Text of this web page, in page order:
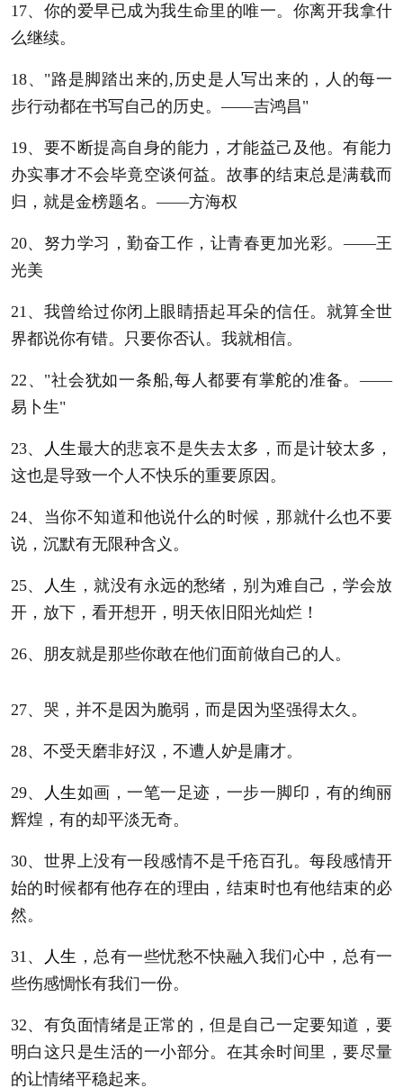
17、你的爱早已成为我生命里的唯一。你离开我拿什
么继续。
18、"路是脚踏出来的,历史是人写出来的，人的每一
步行动都在书写自己的历史。——吉鸿昌"
19、要不断提高自身的能力，才能益己及他。有能力
办实事才不会毕竟空谈何益。故事的结束总是满载而
归，就是金榜题名。——方海权
20、努力学习，勤奋工作，让青春更加光彩。——王
光美
21、我曾给过你闭上眼睛捂起耳朵的信任。就算全世
界都说你有错。只要你否认。我就相信。
22、"社会犹如一条船,每人都要有掌舵的准备。——
易卜生"
23、 人生最大的悲哀不是失去太多，而是计较太多，
这也是导致一个人不快乐的重要原因。
24、当你不知道和他说什么的时候，那就什么也不要
说，沉默有无限种含义。
25、 人生 ，就没有永远的愁绪，别为难自己，学会放
开，放下，看开想开，明天依旧阳光灿烂！
26、朋友就是那些你敢在他们面前做自己的人。
27、哭，并不是因为脆弱，而是因为坚强得太久。
28、不受天磨非好汉，不遭人妒是庸才。
29、 人生如画，一笔一足迹，一步一脚印，有的绚丽
辉煌，有的却平淡无奇。
30、世界上没有一段感情不是千疮百孔。每段感情开
始的时候都有他存在的理由，结束时也有他结束的必
然。
31、 人生 ，总有一些忧愁不快融入我们心中，总有一
些伤感惆怅有我们一份。
32、有负面情绪是正常的，但是自己一定要知道，要
明白这只是生活的一小部分。在其余时间里，要尽量
的让情绪平稳起来。